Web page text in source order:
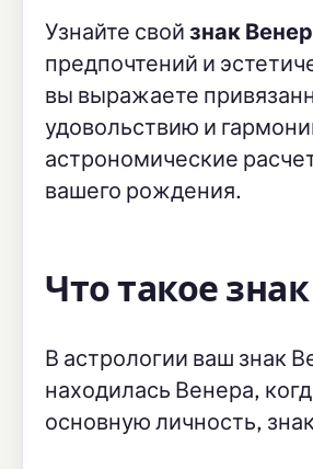
Узнайте свой знак
предпочтений и
вы выражаете
удовольствию и
астрономические
вашего рождения.
Что такое
В астрологии ваш знак
находилась Венера,
основную личность,